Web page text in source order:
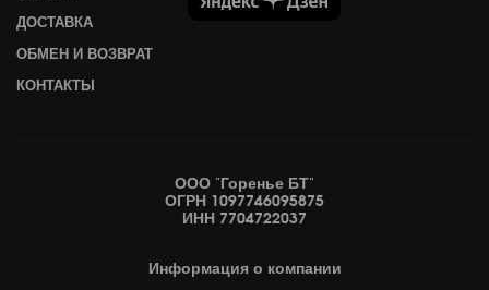
ДОСТАВКА
ОБМЕН И ВОЗВРАТ
КОНТАКТЫ
ООО "Горенье БТ"
ОГРН 1097746095875
ИНН 7704722037
Информация о компании